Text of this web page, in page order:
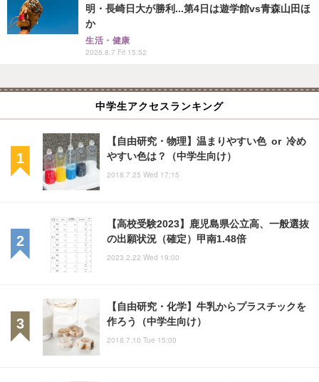
明・長崎日大が勝利...第4日は遊学館vs青森山田ほ
か
生活・健康
2026.8.7 Fri 15:52
中学生アクセスランキング
【自由研究・物理】温まりやすい色 or 冷め
やすい色は？（中学生向け）
2018.7.25 Wed 17:15
【高校受験2023】鹿児島県公立高、一般選抜
の出願状況（確定）甲南1.48倍
2023.2.22 Wed 19:00
【自由研究・化学】牛乳からプラスチックを
作ろう（中学生向け）
2018.7.10 Tue 15:00